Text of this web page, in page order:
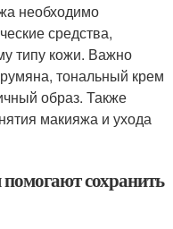
необходимо
средства,
типу кожи. Важно
тональный крем
образ. Также
макияжа и ухода
сохранить